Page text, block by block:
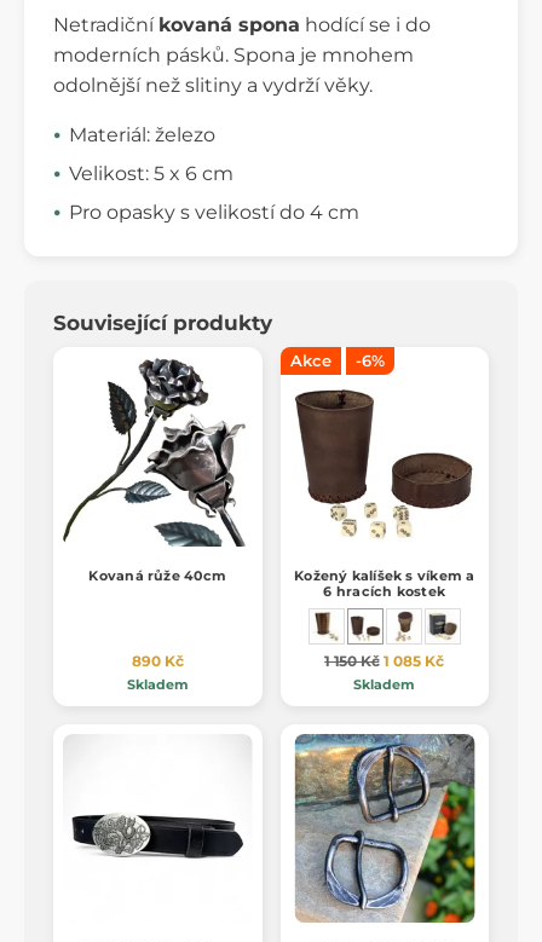
Netradiční kovaná spona hodící se i do
moderních pásků. Spona je mnohem
odolnější než slitiny a vydrží věky.
Materiál: železo
Velikost: 5 x 6 cm
Pro opasky s velikostí do 4 cm
Související produkty
Kovaná růže 40cm
890 Kč
Skladem
Akce -6%
Kožený kalíšek s víkem a
6 hracích kostek
1 150 Kč 1 085 Kč
Skladem